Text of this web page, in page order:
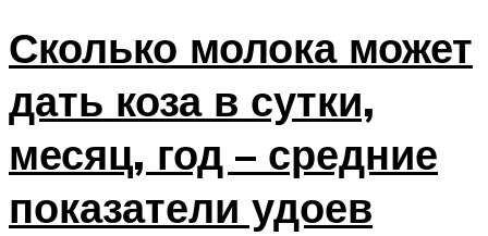
Сколько молока может
дать коза в сутки,
месяц, год – средние
показатели удоев